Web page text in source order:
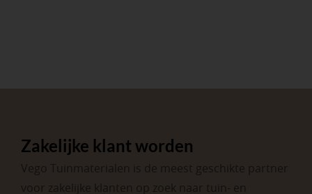
Zakelijke klant worden
Vego Tuinmaterialen is de meest geschikte partner
voor zakelijke klanten op zoek naar tuin- en